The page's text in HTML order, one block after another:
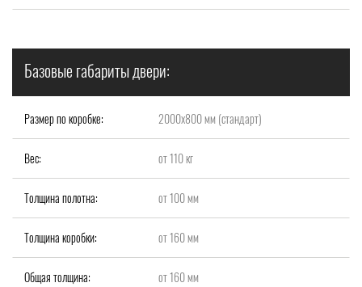
Базовые габариты двери:
Размер по коробке: 2000x800 мм (стандарт)
Вес: от 110 кг
Толщина полотна: от 100 мм
Толщина коробки: от 160 мм
Общая толщина: от 160 мм